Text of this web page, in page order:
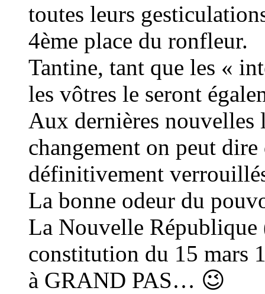
toutes leurs
4ème place du ronfleur.
Tantine, tant que les «
les vôtres le seront
Aux dernières nouvelles
changement on peut
définitivement
La bonne odeur du
La Nouvelle République
constitution du 15 mars
à GRAND PAS… 😉